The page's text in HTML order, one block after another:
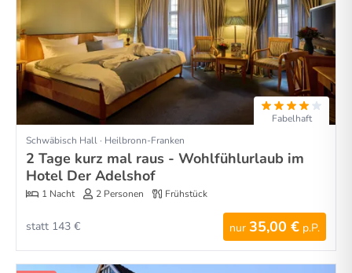
Fabelhaft
Schwäbisch Hall · Heilbronn-Franken
2 Tage kurz mal raus - Wohlfühlurlaub im
Hotel Der Adelshof
1 Nacht 2 Personen Frühstück
nur 35,00 € p.P.
statt 143 €